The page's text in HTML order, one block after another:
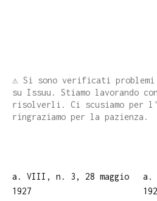
⚠️ Si sono verificati
su Issuu. Stiamo lavorando
risolverli. Ci scusiamo per
ringraziamo per la pazienza.
a. VIII, n. 3, 28 maggio
1927
a.